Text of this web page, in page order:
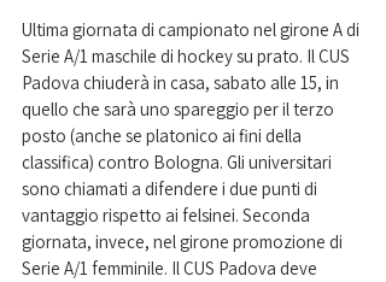
Ultima giornata di campionato nel girone A di
Serie A/1 maschile di hockey su prato. Il CUS
Padova chiuderà in casa, sabato alle 15, in
quello che sarà uno spareggio per il terzo
posto (anche se platonico ai fini della
classifica) contro Bologna. Gli universitari
sono chiamati a difendere i due punti di
vantaggio rispetto ai felsinei. Seconda
giornata, invece, nel girone promozione di
Serie A/1 femminile. Il CUS Padova deve